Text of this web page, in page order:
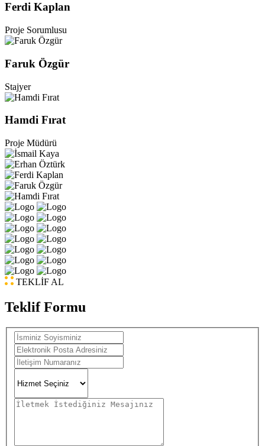
Ferdi Kaplan
Proje Sorumlusu
Faruk Özgür
Stajyer
Hamdi Fırat
Proje Müdürü
TEKLİF AL
Teklif Formu